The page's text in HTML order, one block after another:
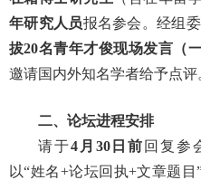
年研究人员报名参会。经组
拔20名青年才俊现场发言（
邀请国内外知名学者给予点评
二、论坛进程安排
请于4月 30日前 回复参
以“姓名+论坛回执+文章题目